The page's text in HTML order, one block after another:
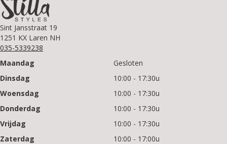
Sint Jansstraat 19
1251 KX Laren NH
035-5339238
Maandag
Gesloten
Dinsdag
10:00 - 17:30u
Woensdag
10:00 - 17:30u
Donderdag
10:00 - 17:30u
Vrijdag
10:00 - 17:30u
Zaterdag
10:00 - 17:00u